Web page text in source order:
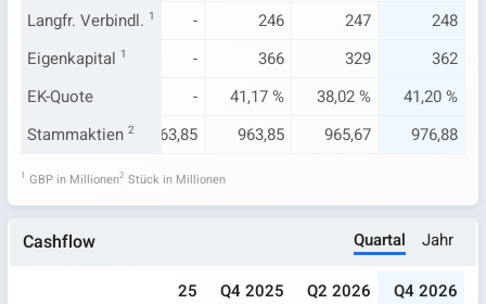
Langfr. Verbindl. 1
280 - 246 247
248
Eigenkapital 1
335 - 366 329
362
EK-Quote
35,87 % - 41,17 % 38,02 %
41,20 %
Stammaktien 2
945,45 963,85 963,85 965,67 976,88
1 GBP in Millionen2 Stück in Millionen
Cashflow Quartal Jahr
Q4 2025 Q4 2025 Q2 2026
Q4 2026